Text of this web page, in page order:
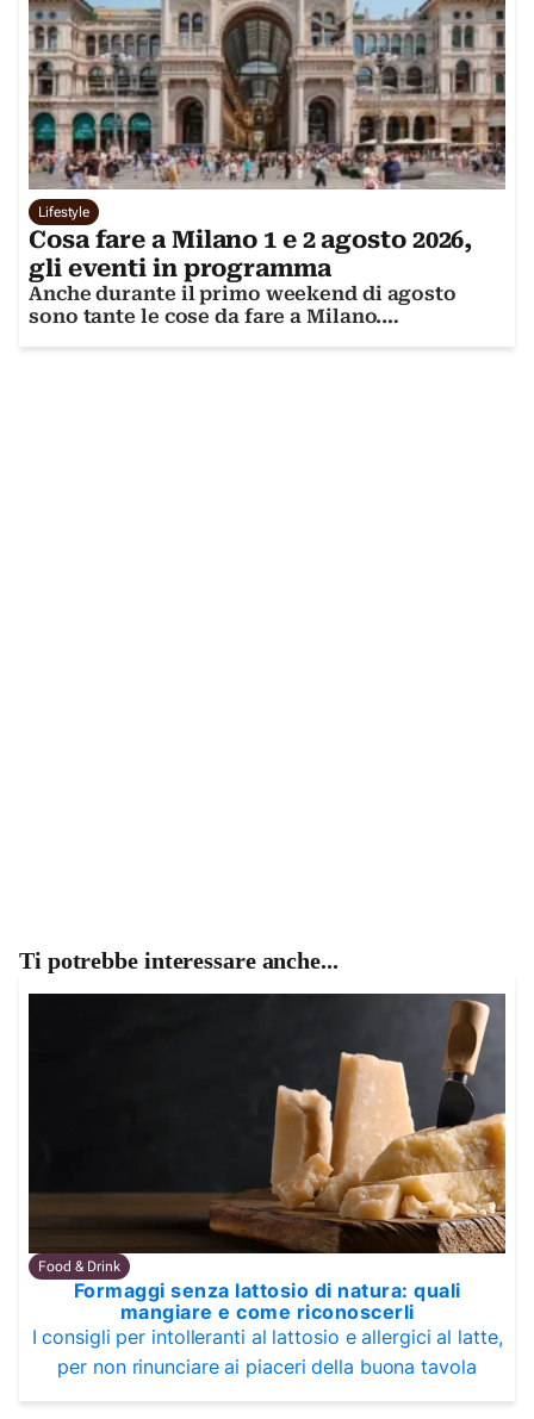
Lifestyle
Cosa fare a Milano 1 e 2 agosto 2026,
gli eventi in programma
Anche durante il primo weekend di agosto
sono tante le cose da fare a Milano.
Ti potrebbe interessare anche...
Food & Drink
Formaggi senza lattosio di natura: quali
mangiare e come riconoscerli
I consigli per intolleranti al lattosio e allergici al latte,
per non rinunciare ai piaceri della buona tavola